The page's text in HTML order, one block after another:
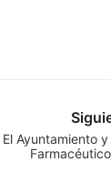
El Ayuntamiento